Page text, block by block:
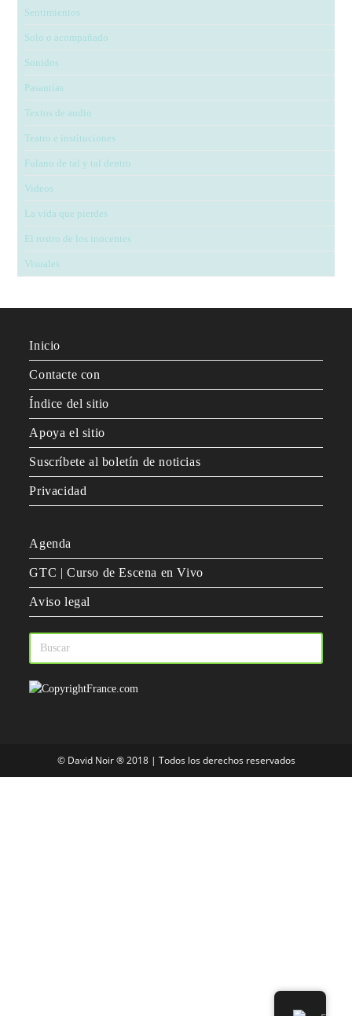
Sentimientos
Solo o acompañado
Sonidos
Pasantías
Textos de audio
Teatro e instituciones
Fulano de tal y tal dentro
Videos
La vida que pierdes
El rostro de los inocentes
Visuales
Inicio
Contacte con
Índice del sitio
Apoya el sitio
Suscríbete al boletín de noticias
Privacidad
Agenda
GTC | Curso de Escena en Vivo
Aviso legal
© David Noir ® 2018 | Todos los derechos reservados